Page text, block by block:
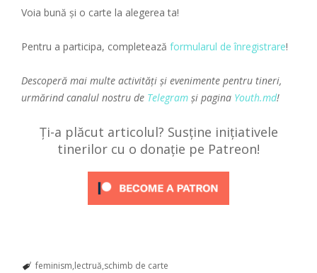
Voia bună și o carte la alegerea ta!
Pentru a participa, completează formularul de înregistrare!
Descoperă mai multe activități și evenimente pentru tineri,
urmărind canalul nostru de Telegram și pagina Youth.md!
Ți-a plăcut articolul? Susține inițiativele
tinerilor cu o donație pe Patreon!
feminism lectruă schimb de carte